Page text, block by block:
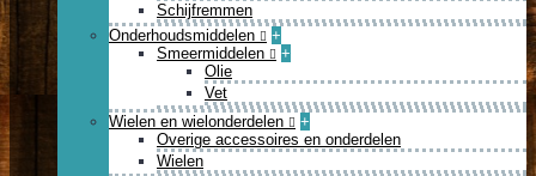
Schijfremmen
Onderhoudsmiddelen
+
Smeermiddelen
+
Olie
Vet
Wielen en wielonderdelen
+
Overige accessoires en onderdelen
Wielen